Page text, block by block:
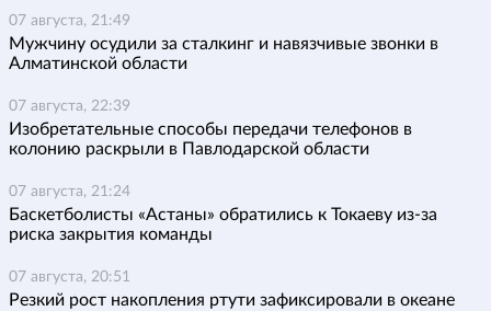
07 августа, 21:49
Мужчину осудили за сталкинг и навязчивые звонки в
Алматинской области
07 августа, 22:39
Изобретательные способы передачи телефонов в
колонию раскрыли в Павлодарской области
07 августа, 21:24
Баскетболисты «Астаны» обратились к Токаеву из-за
риска закрытия команды
07 августа, 20:51
Резкий рост накопления ртути зафиксировали в океане